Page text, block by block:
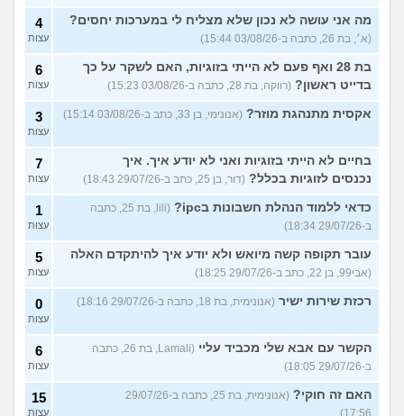
מה אני עושה לא נכון שלא מצליח לי במערכות יחסים?
(א׳, בת 26, כתבה ב-03/08/26 15:44)
4
עצות
בת 28 ואף פעם לא הייתי בזוגיות, האם לשקר על כך
בדייט ראשון? (רווקה, בת 28, כתבה ב-03/08/26 15:23)
6
עצות
אקסית מתנהגת מוזר? (אנונימי, בן 33, כתב ב-03/08/26 15:14) 3
עצות
בחיים לא הייתי בזוגיות ואני לא יודע איך. איך
נכנסים לזוגיות בכלל? (דור, בן 25, כתב ב-29/07/26 18:43)
7
עצות
כדאי ללמוד הנהלת חשבונות בipc?
(lili, בת 25, כתבה
ב-29/07/26 18:34)
1
עצות
עובר תקופה קשה מיואש ולא יודע איך להיתקדם האלה
(אבי99, בן 22, כתב ב-29/07/26 18:25)
5
עצות
רכזת שירות ישיר (אנונימית, בת 18, כתבה ב-29/07/26 18:16) 0
עצות
הקשר עם אבא שלי מכביד עליי
(Lamali, בת 26, כתבה
ב-29/07/26 18:05)
6
עצות
האם זה חוקי?
(אנונימית, בת 25, כתבה ב-29/07/26
17:56)
15
עצות